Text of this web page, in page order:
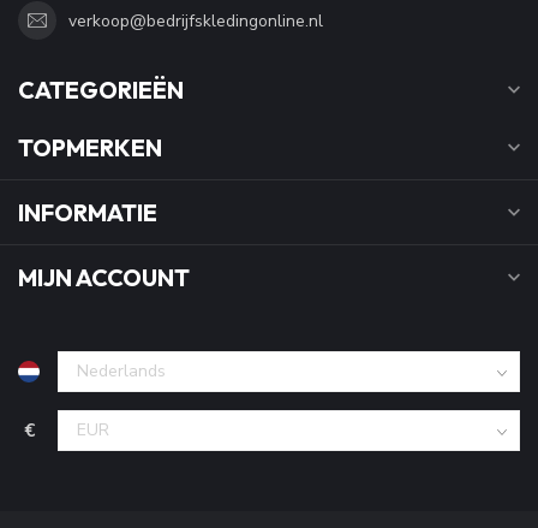
verkoop@bedrijfskledingonline.nl
CATEGORIEËN
TOPMERKEN
INFORMATIE
MIJN ACCOUNT
€